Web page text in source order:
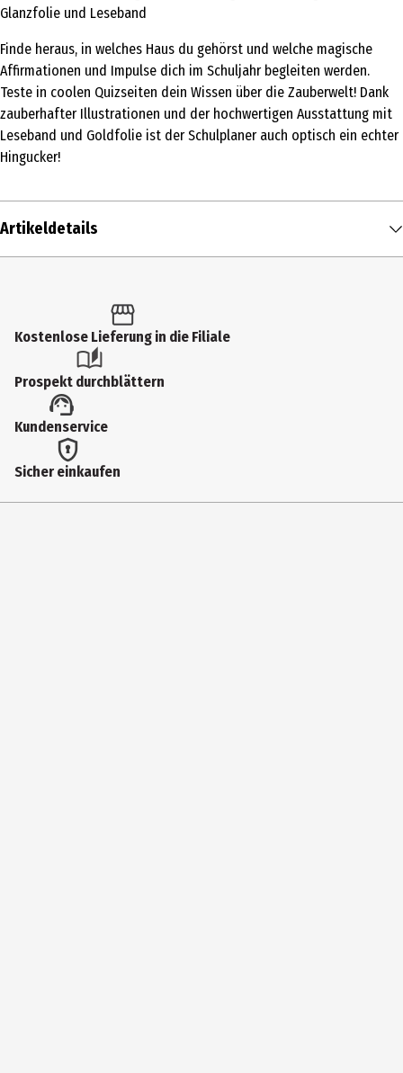
Glanzfolie und Leseband
Finde heraus, in welches Haus du gehörst und welche magische
Affirmationen und Impulse dich im Schuljahr begleiten werden.
Teste in coolen Quizseiten dein Wissen über die Zauberwelt! Dank
zauberhafter Illustrationen und der hochwertigen Ausstattung mit
Leseband und Goldfolie ist der Schulplaner auch optisch ein echter
Hingucker!
Artikeldetails
Produkttyp
Altersempfehlung ab
10 Jahre
Kostenlose Lieferung in die Filiale
Prospekt durchblättern
Kundenservice
Sicher einkaufen